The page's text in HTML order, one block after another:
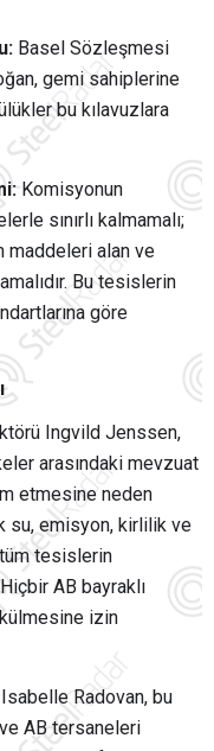
Basel Sözleşmesi
gemi sahiplerine
bu kılavuzlara
Komisyonun
sınırlı kalmamalı;
maddeleri alan ve
Bu tesislerin
göre
Ingvild Jenssen,
arasındaki mevzuat
etmesine neden
su, emisyon, kirlilik ve
tesislerin
AB bayraklı
izin
Radovan, bu
AB tersaneleri